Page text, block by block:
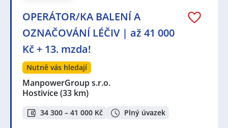
OPERÁTOR/KA BALENÍ A
OZNAČOVÁNÍ LÉČIV | až 41 000
Kč + 13. mzda!
Nutně vás hledají
ManpowerGroup s.r.o.
Hostivice(33 km)
34 300 – 41 000 Kč Plný úvazek